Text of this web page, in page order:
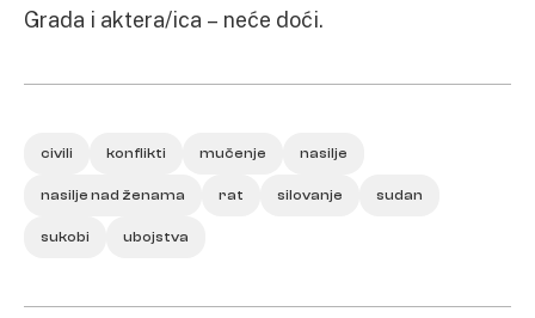
Grada i aktera/ica – neće doći.
civili konflikti mučenje nasilje
nasilje nad ženama rat silovanje sudan
sukobi ubojstva